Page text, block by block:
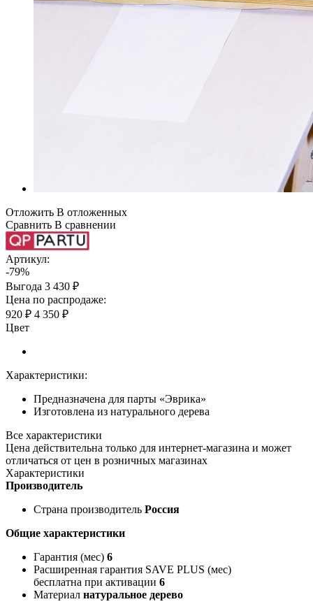
Отложить В отложенных
Сравнить В сравнении
Артикул:
-79%
Выгода 3 430 ₽
Цена по распродаже:
920 ₽ 4 350 ₽
Цвет
Характеристики:
Предназначена для парты «Эврика»
Изготовлена из натурального дерева
Все характеристики
Цена действительна только для интернет-магазина и может
отличаться от цен в розничных магазинах
Характеристики
Производитель
Страна производитель Россия
Общие характеристики
Гарантия (мес) 6
Расширенная гарантия SAVE PLUS (мес)
бесплатна при активации 6
Материал натуральное дерево